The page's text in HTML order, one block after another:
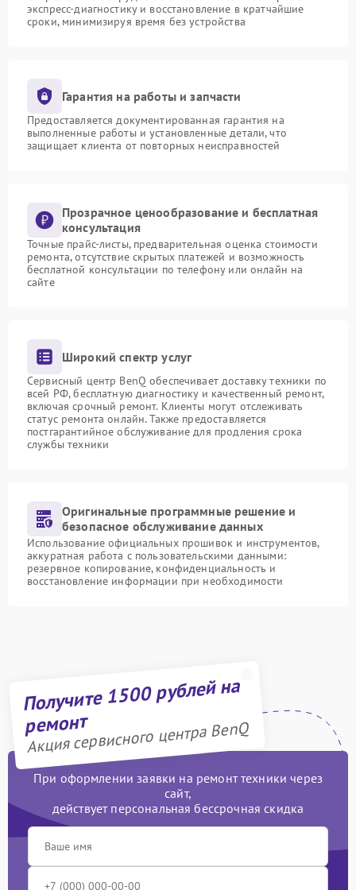
экспресс-диагностику и восстановление в кратчайшие
сроки, минимизируя время без устройства
Гарантия на работы и запчасти
Предоставляется документированная гарантия на
выполненные работы и установленные детали, что
защищает клиента от повторных неисправностей
Прозрачное ценообразование и бесплатная
консультация
Точные прайс-листы, предварительная оценка стоимости
ремонта, отсутствие скрытых платежей и возможность
бесплатной консультации по телефону или онлайн на
сайте
Широкий спектр услуг
Сервисный центр BenQ обеспечивает доставку техники по
всей РФ, бесплатную диагностику и качественный ремонт,
включая срочный ремонт. Клиенты могут отслеживать
статус ремонта онлайн. Также предоставляется
постгарантийное обслуживание для продления срока
службы техники
Оригинальные программные решение и
безопасное обслуживание данных
Использование официальных прошивок и инструментов,
аккуратная работа с пользовательскими данными:
резервное копирование, конфиденциальность и
восстановление информации при необходимости
Получите 1500 рублей на
ремонт
Акция сервисного центра BenQ
При оформлении заявки на ремонт техники через
сайт,
действует персональная бессрочная скидка